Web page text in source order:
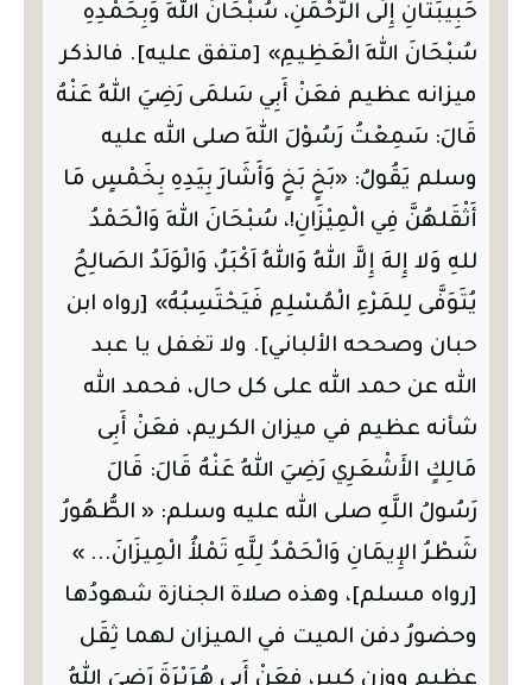
حَبِيبَتَانِ إِلَى الرَّحْمَنِ، سُبْحَانَ اللهِ وَبِحَمْدِهِ
سُبْحَانَ اللهِ الْعَظِيمِ» [متفق عليه]. فالذكر
ميزانه عظيم فعَنْ أَبِي سَلمَى رَضِيَ اللهُ عَنْهُ
قَالَ: سَمِعْتُ رَسُوْلَ اللهِ صلى الله عليه
وسلم يَقُولُ: «بَخٍ بَخٍ وَأَشَارَ بِيَدِهِ بِخَمْسٍ مَا
أَثْقَلهُنَّ فِي الْمِيْزَانِ!، سُبْحَانَ اللهِ وَالْحَمْدُ
للهِ وَلا إِلهَ إِلاَّ اللهُ وَاللهُ اَكْبَرُ، وَالْوَلَدُ الصَالِحُ
يُتَوَفَّى لِلمَرْءِ الْمُسْلِمِ فَيَحْتَسِبُهُ» [رواه ابن
حبان وصححه الألباني]. ولا تغفل يا عبد
الله عن حمد الله على كل حال، فحمد الله
شأنه عظيم في ميزان الكريم، فعَنْ أَبِى
مَالِكٍ الأَشْعَرِي رَضِيَ اللهُ عَنْهُ قَالَ: قَالَ
رَسُولُ اللَّهِ صلى الله عليه وسلم: « الطُّهُورُ
شَطْرُ الإِيمَانِ وَالْحَمْدُ لِلَّهِ تَمْلأُ الْمِيزَانَ... »
[رواه مسلم]، وهذه صلاة الجنازة شهودُها
وحضورُ دفن الميت في الميزان لهما ثِقَل
عظيم ووزن كبير، فعَنْ أَبِي هُرَيْرَةَ رَضِيَ اللهُ